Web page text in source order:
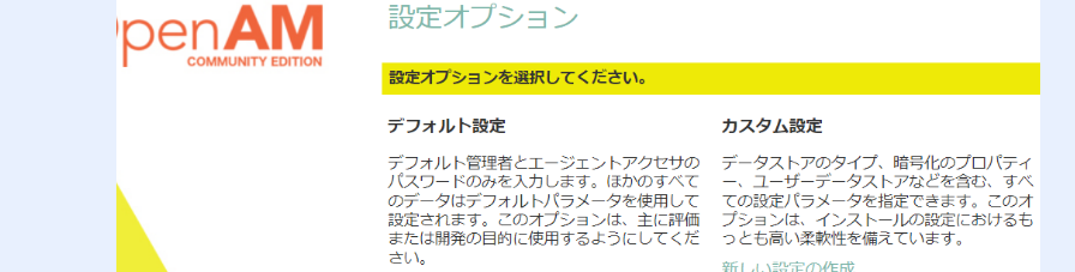
WEBシステム事業
うなってるの？
け、おすすめ無料練習サイト